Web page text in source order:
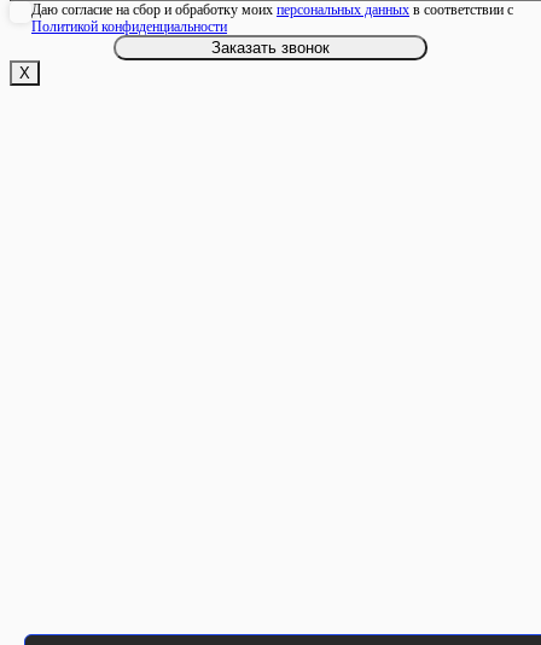
Даю согласие на сбор и обработку моих персональных данных в соответствии с
Политикой конфиденциальности
Х